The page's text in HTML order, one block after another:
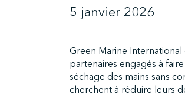
5 janvier 2026
Green Marine International
partenaires engagés à
séchage des mains sans
cherchent à réduire leurs